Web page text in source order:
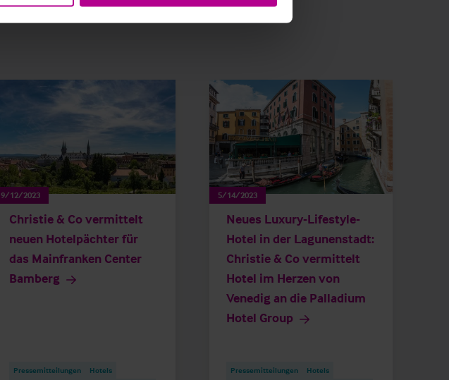
9/12/2023
Christie & Co vermittelt
neuen Hotelpächter für
das Mainfranken Center
Bamberg
Pressemitteilungen
Hotels
5/14/2023
Neues Luxury-Lifestyle-
Hotel in der Lagunenstadt:
Christie & Co vermittelt
Hotel im Herzen von
Venedig an die Palladium
Hotel Group
Pressemitteilungen
Hotels